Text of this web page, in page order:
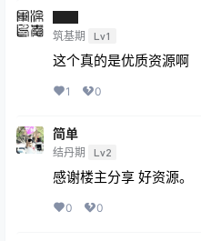
筑基期 Lv1
这个真的是优质资源啊
1 0
简单
结丹期 Lv2
感谢楼主分享 好资源。
0 0